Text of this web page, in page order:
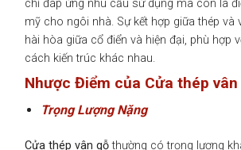
chỉ đáp ứng nhu cầu sử dụng mà còn là
mỹ cho ngôi nhà. Sự kết hợp giữa thép và
hài hòa giữa cổ điển và hiện đại, phù hợp
cách kiến trúc khác nhau.
Nhược Điểm của Cửa thép vân
Trọng Lượng Nặng
Cửa thép vân gỗthường có trọng lượng